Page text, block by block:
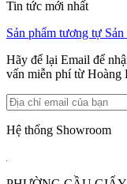
Tin tức mới nhất
Sản phẩm tương tự
Hãy để lại Email để
vấn miễn phí từ Hoàng
Hệ thống Showroom